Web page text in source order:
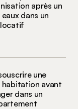
après un
dans un
une
habitation avant
dans un